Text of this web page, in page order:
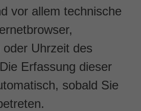
vor allem technische
Uhrzeit des
Erfassung dieser
sobald Sie